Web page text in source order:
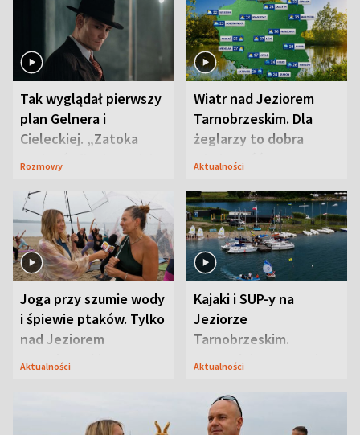
Tak wyglądał pierwszy
plan Gelnera i
Cieleckiej. „Zatoka
szpiegów” od razu ich
Rozmowy
Wiatr nad Jeziorem
Tarnobrzeskim. Dla
żeglarzy to dobra
wiadomość
Aktualności
Joga przy szumie wody
i śpiewie ptaków. Tylko
nad Jeziorem
Tarnobrzeskim
Aktualności
Kajaki i SUP-y na
Jeziorze
Tarnobrzeskim.
Przyrodnicy zwracają
Aktualności